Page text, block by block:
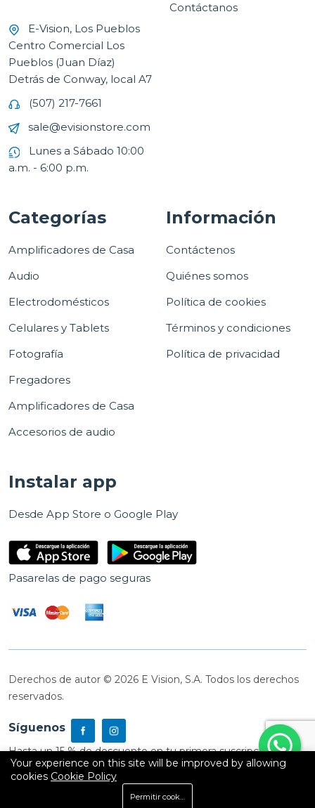
E-Vision, Los Pueblos
Centro Comercial Los
Pueblos (Juan Díaz)
Detrás de Conway, local A7
(507) 217-7661
sale@evisionstore.com
Lunes a Sábado 10:00
a.m. - 6:00 p.m.
Contáctanos
Categorías
Amplificadores de Casa
Audio
Electrodomésticos
Celulares y Tablets
Fotografía
Fregadores
Amplificadores de Casa
Accesorios de audio
Información
Contáctenos
Quiénes somos
Política de cookies
Términos y condiciones
Política de privacidad
Instalar app
Desde App Store o Google Play
Pasarelas de pago seguras
Derechos de autor © 2026 E Vision, S.A. Todos los derechos
reservados.
Síguenos
Hasta un 15 % de descuento en tu primera suscripción
Carrito
Your experience on this site will be improved by allowing
cookies Cookie Policy
Permitir cookies